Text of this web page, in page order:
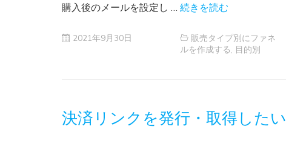
購入後のメールを設定し … 続きを読む
2021年9月30日
販売タイプ別にファネ
ルを作成する
目的別
決済リンクを発行・取得したい